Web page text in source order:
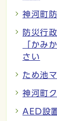
神河町
防災行
「かみ
さい
ため池
神河町
AED設